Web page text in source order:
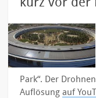
Park“. Der
Auflösungauf